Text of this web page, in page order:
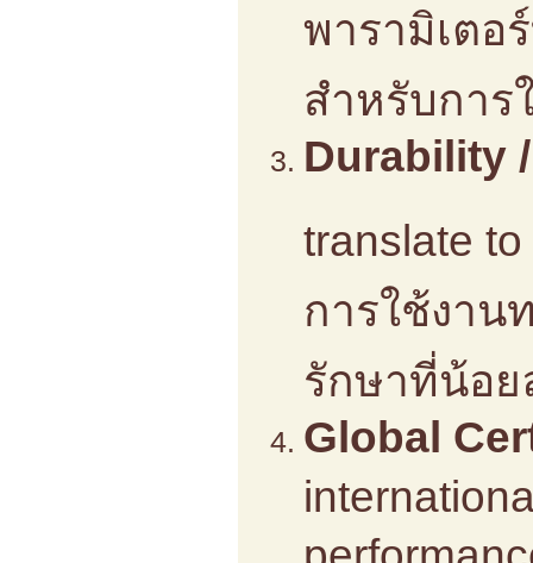
พารามิเตอ
สำหรับการ
Durability
translate
การใช้งาน
รักษาที่น้อย
Global